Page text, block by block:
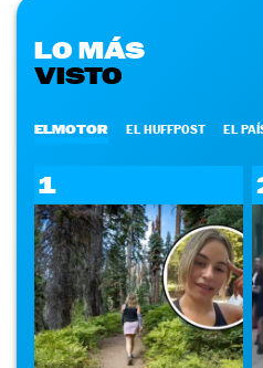
LO MÁS
VISTO
ELMOTOR EL HUFFPOST EL
1